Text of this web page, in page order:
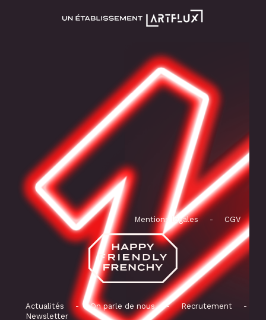
Mentions légales - CGV
Actualités - On parle de nous - Recrutement
-
Newsletter